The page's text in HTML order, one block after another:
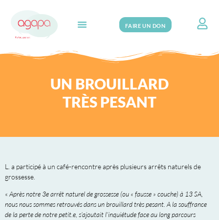
FAIRE UN DON
UN BROUILLARD
TRÈS PESANT
L. a participé à un café-rencontre après plusieurs arrêts naturels de
grossesse.
« Après notre 3e arrêt naturel de grossesse (ou « fausse » couche) à 13 SA,
nous nous sommes retrouvés dans un brouillard très pesant. A la souffrance
de la perte de notre petit.e, s’ajoutait l’inquiétude face au long parcours